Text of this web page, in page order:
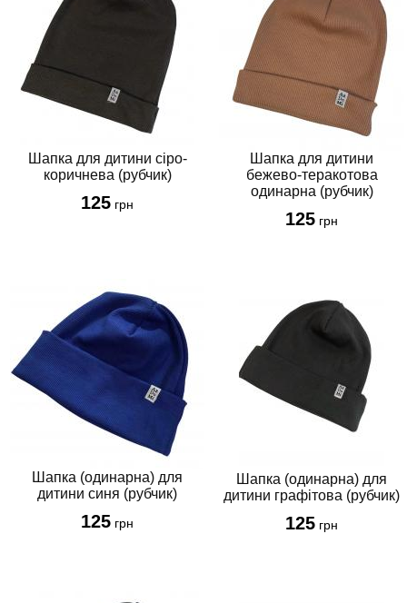
Шапка для дитини сіро-
коричнева (рубчик)
125 грн
Шапка для дитини
бежево-теракотова
одинарна (рубчик)
125 грн
Шапка (одинарна) для
дитини синя (рубчик)
125 грн
Шапка (одинарна) для
дитини графітова (рубчик)
125 грн